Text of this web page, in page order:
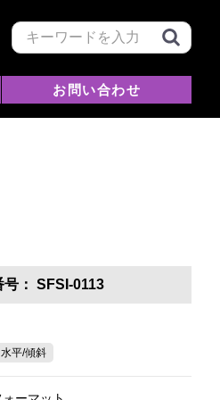
お問い合わせ
： SFSI-0113
水平/傾斜